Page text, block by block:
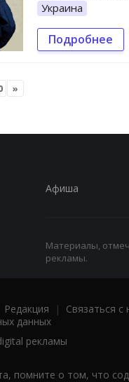
Украина
Подробнее
»
Афиша
Материалы,
рекламы.
Редакция | Связаться с
данных
рекламы
помните о том, что